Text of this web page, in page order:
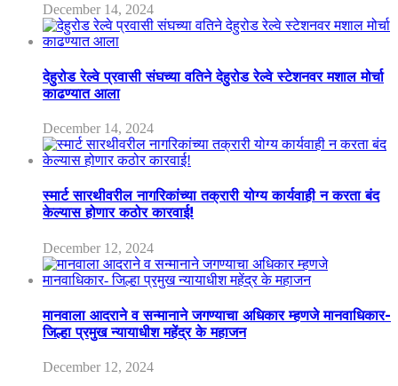
December 14, 2024
देहुरोड रेल्वे प्रवासी संघच्या वतिने देहुरोड रेल्वे स्टेशनवर मशाल मोर्चा
काढण्यात आला
December 14, 2024
स्मार्ट सारथीवरील नागरिकांच्या तक्रारी योग्य कार्यवाही न करता बंद
केल्यास होणार कठोर कारवाई!
December 12, 2024
मानवाला आदराने व सन्मानाने जगण्याचा अधिकार म्हणजे मानवाधिकार-
जिल्हा प्रमुख न्यायाधीश महेंद्र के महाजन
December 12, 2024